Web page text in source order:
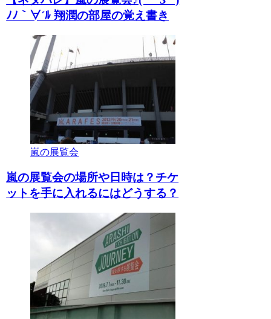
ﾉﾉ｀∀´ﾙ 翔潤の部屋の覚え書き
嵐の展覧会
嵐の展覧会の場所や日時は？チケ
ットを手に入れるにはどうする？